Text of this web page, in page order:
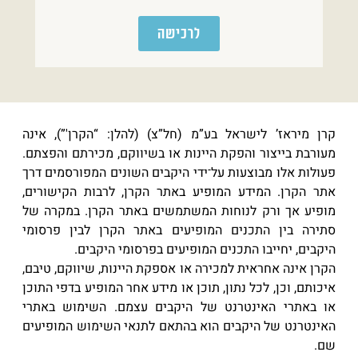
לרכישה
קרן מיראז’ לישראל בע”מ (חל”צ) (להלן: “הקרן'”), אינה
מעורבת בייצור והפקת היינות או בשיווקם, מכירתם והפצתם.
פעולות אלו מבוצעות על־ידי היקבים השונים המפורסמים דרך
אתר הקרן. המידע המופיע באתר הקרן, לרבות הקישורים,
מופיע אך ורק לנוחות המשתמשים באתר הקרן. במקרה של
סתירה בין התכנים המופיעים באתר הקרן לבין פרסומי
היקבים, יחייבו התכנים המופיעים בפרסומי היקבים.
הקרן אינה אחראית למכירה או אספקת היינות, שיווקם, טיבם,
איכותם, וכן, לכל נתון, תוכן או מידע אחר המופיע בדפי התוכן
או באתרי האינטרנט של היקבים עצמם. השימוש באתרי
האינטרנט של היקבים הוא בהתאם לתנאי השימוש המופיעים
שם.